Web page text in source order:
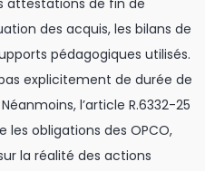
attestations de fin de
des acquis, les bilans de
pédagogiques utilisés.
explicitement de durée de
l’article R.6332-25
les obligations des OPCO,
la réalité des actions